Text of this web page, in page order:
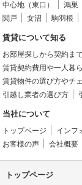
中心地（東口）
鴻巣
関戸
女沼 駒羽根
賃貸について知る
お部屋探しから契約ま
賃貸契約費用や一人暮
賃貸物件の選び方やチ
引越し業者の選び方
当社について
トップページ インフ
お客様の声
会社概要
トップページ